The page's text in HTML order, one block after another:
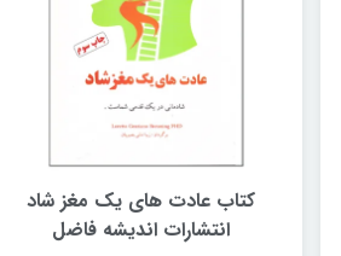
کتاب عادت های یک مغز شاد
انتشارات اندیشه فاضل